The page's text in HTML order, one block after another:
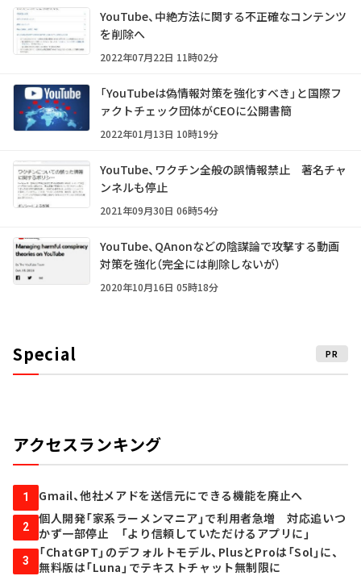
YouTube、中絶方法に関する不正確なコンテンツ
を削除へ
2022年07月22日 11時02分
「YouTubeは偽情報対策を強化すべき」と国際フ
ァクトチェック団体がCEOに公開書簡
2022年01月13日 10時19分
YouTube、ワクチン全般の誤情報禁止 著名チャ
ンネルも停止
2021年09月30日 06時54分
YouTube、QAnonなどの陰謀論で攻撃する動画
対策を強化（完全には削除しないが）
2020年10月16日 05時18分
Special PR
アクセスランキング
1 Gmail、他社メアドを送信元にできる機能を廃止へ
2
個人開発「家系ラーメンマニア」で利用者急増 対応追いつ
かず一部停止 「より信頼していただけるアプリに」
3
「ChatGPT」のデフォルトモデル、PlusとProは「Sol」に、
無料版は「Luna」でテキストチャット無制限に